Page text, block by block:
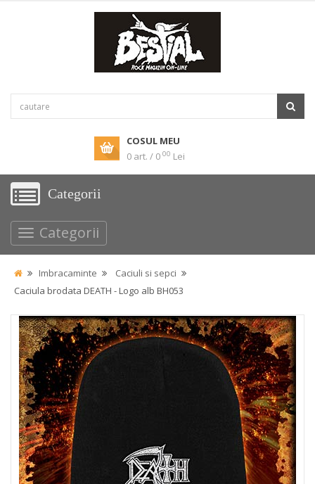
COSUL MEU
0 art. / 0 00 Lei
Categorii
Categorii
Imbracaminte
Caciuli si sepci
Caciula brodata DEATH - Logo alb BH053